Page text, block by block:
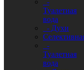
-
Туалетная
вода
- Духи
-
Туалетная
вода